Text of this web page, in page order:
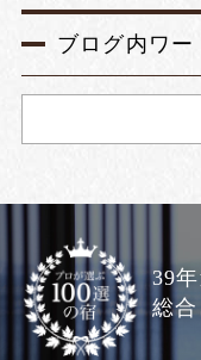
ブログ内ワー
39
総